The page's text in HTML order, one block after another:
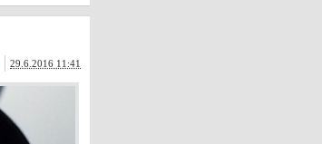
29.6.2016 11:41